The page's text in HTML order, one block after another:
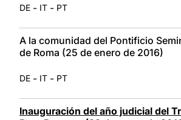
DE - IT - PT
A la comunidad del Pontificio
de Roma (25 de enero de 2016)
DE - IT - PT
Inauguración del año judicial del